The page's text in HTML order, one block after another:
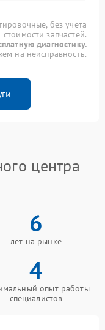
без учета
стоимости запчастей.
диагностику.
на неисправность.
центра
6
лет на рынке
4
опыт работы
специалистов